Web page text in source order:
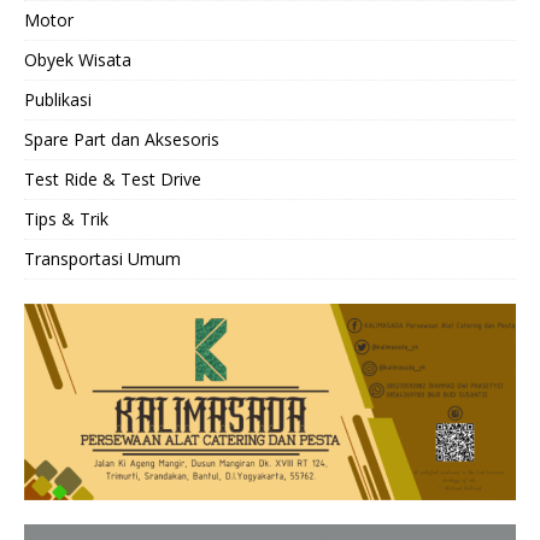
Motor
Obyek Wisata
Publikasi
Spare Part dan Aksesoris
Test Ride & Test Drive
Tips & Trik
Transportasi Umum